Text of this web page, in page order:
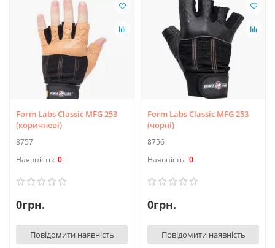
Form Labs Classic MFG 253
(коричневі)
8757
0
0грн.
Повідомити наявність
Form Labs Classic MFG 253
(чорні)
8756
0
0грн.
Повідомити наявність